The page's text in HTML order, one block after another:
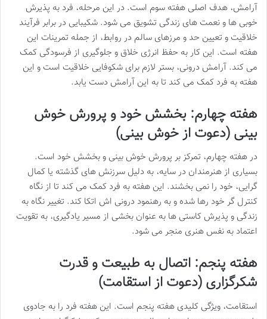
آرامش، هدف اصلی هفته سوم است. در این مرحله، فرد به پذیرش
خوبی ها و نعمت های زندگی تشویق می شود. شکیبایی در برابر فرآیند
خلاقیت و تعیین حد و مرزهای سالم در روابط، از جمله تمرینات این
هفته است. این کار به حفظ انرژی خلاق و جلوگیری از فرسودگی کمک
می کند. آرامش درونی، بستر لازم برای شکوفایی خلاقیت است و این
هفته به فرد کمک می کند تا به این آرامش دست یابد.
هفته چهارم: بخشش خود و پرورش خوش
بینی (دعوت از خوش بینی)
در هفته چهارم، تمرکز بر پرورش خوش بینی و بخشش خود است.
بسیاری از هنرمندان در سایه، به دلیل سرزنش های گذشته یا کمال
گرایی، خود را نمی بخشند. این هفته به فرد کمک می کند تا از نگاه
کنترل گر خود رها شده و به رهنمود درونی اش اتکا کند. تغییر نگاه به
زندگی و پذیرش کاستی ها به عنوان بخشی از مسیر یادگیری، به تقویت
اعتماد به نفس هنری منجر می شود.
هفته پنجم: اتصال به طبیعت و قدرت
شکرگزاری (دعوت از استقامت)
استقامت، ویژگی کلیدی هفته پنجم است. این هفته فرد را به جادوی